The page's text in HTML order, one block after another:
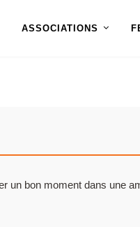
ASSOCIATIONS
un bon moment dans une